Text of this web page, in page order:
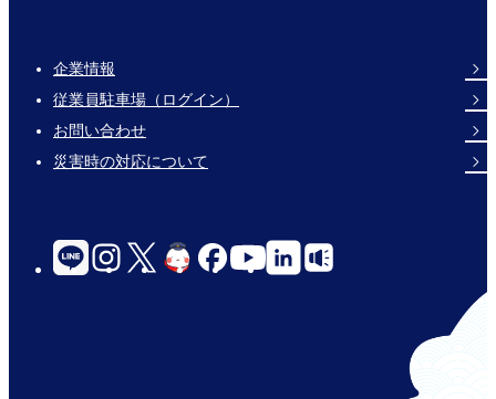
Footer
Links
企業情報
従業員駐車場（ログイン）
お問い合わせ
災害時の対応について
social-
links-